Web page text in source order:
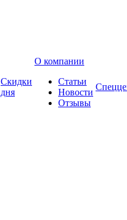
Скидки
дня
О компании
Статьи
Новости
Отзывы